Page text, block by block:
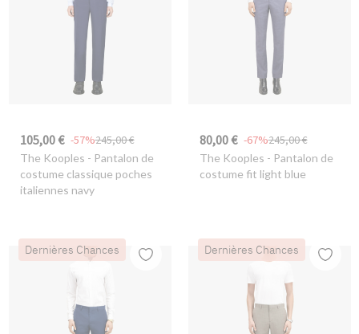
105,00 € 245,00 €
-57%
The Kooples - Pantalon de
costume classique poches
italiennes navy
80,00 € 245,00 €
-67%
The Kooples - Pantalon de
costume fit light blue
Dernières Chances Dernières Chances